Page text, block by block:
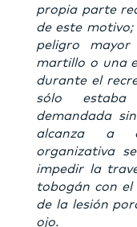
propia parte
de este
peligro
martillo o una
durante el
sólo estaba
demandada
alcanza a
organizativa
impedir la
tobogán con
de la lesión
ojo.